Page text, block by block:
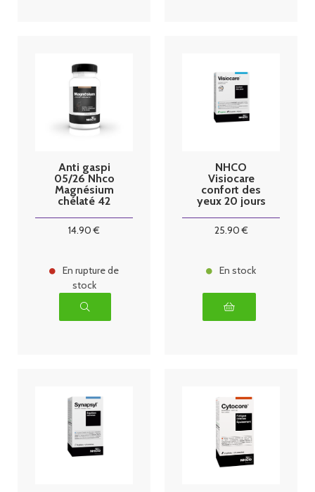
Anti gaspi
05/26 Nhco
Magnésium
chélaté 42
14.90 €
En rupture de
stock
NHCO
Visiocare
confort des
yeux 20 jours
25.90€
En stock